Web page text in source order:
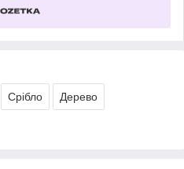
Срібло Дерево